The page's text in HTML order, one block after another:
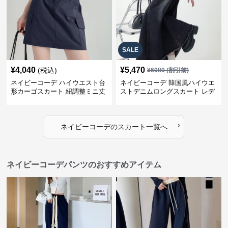
¥4,040 (税込)
ネイビーコーデ ハイウエスト台
形カーゴスカート 紐調整ミニ丈
SALE
¥5,470 ¥6080(割引前)
ネイビーコーデ 韓国風ハイウエ
ストデニムロングスカート レデ
ネイビーコーデのスカート一覧へ ›
ネイビーコーデパンツのおすすめアイテム